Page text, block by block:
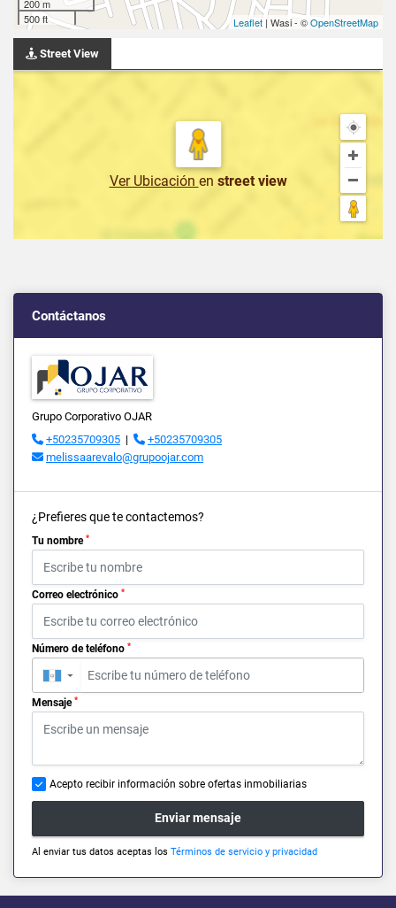
200 m
500 ft
Leaflet | Wasi - ©OpenStreetMap
Street View
Ver Ubicación en street view
Contáctanos
Grupo Corporativo OJAR
+50235709305 |
+50235709305
melissaarevalo@grupoojar.com
¿Prefieres que te contactemos?
Tu nombre *
Correo electrónico *
Número de teléfono *
▼
Mensaje *
Acepto recibir información sobre ofertas inmobiliarias
Enviar mensaje
Al enviar tus datos aceptas los Términos de servicio y privacidad